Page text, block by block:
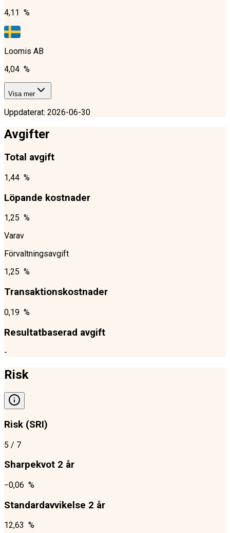
4,11 %
Loomis AB
4,04 %
Visa mer
Uppdaterat: 2026-06-30
Avgifter
Total avgift
1,44 %
Löpande kostnader
1,25 %
Varav
Förvaltningsavgift
1,25 %
Transaktionskostnader
0,19 %
Resultatbaserad avgift
-
Risk
Risk (SRI)
5 / 7
Sharpekvot 2 år
−0,06 %
Standardavvikelse 2 år
12,63 %